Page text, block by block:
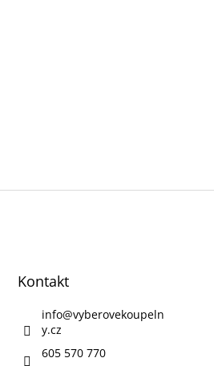
Kontakt
info@vyberovekoupeln
y.cz
605 570 770